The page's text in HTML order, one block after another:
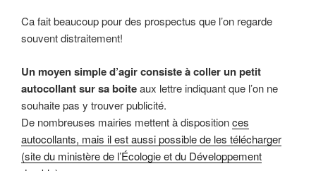
Ca fait beaucoup pour des prospectus que l’on regarde
souvent distraitement!
Un moyen simple d’agir consiste à coller un petit
autocollant sur sa boiteaux lettre indiquant que l’on ne
souhaite pas y trouver publicité.
De nombreuses mairies mettent à dispositionces
autocollants, mais il est aussi possible de les télécharger
(site du ministère de l’Écologie et du Développement